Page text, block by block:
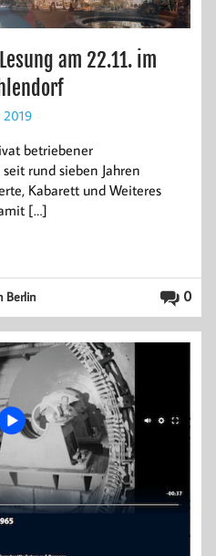
am 22.11. im
2019
betriebener
rund sieben Jahren
Kabarett und Weiteres
[…]
0
Berlin